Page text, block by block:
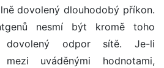
dovolený dlouhodobý příkon.
nesmí být kromě toho
dovolený odpor sítě. Je-li
uváděnými hodnotami,